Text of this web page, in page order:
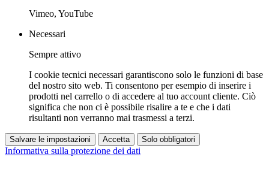
Vimeo, YouTube
Necessari
Sempre attivo
I cookie tecnici necessari garantiscono solo le funzioni di base
del nostro sito web. Ti consentono per esempio di inserire i
prodotti nel carrello o di accedere al tuo account cliente. Ciò
significa che non ci è possibile risalire a te e che i dati
risultanti non verranno mai trasmessi a terzi.
Salvare le impostazioni Accetta Solo obbligatori
Informativa sulla protezione dei dati